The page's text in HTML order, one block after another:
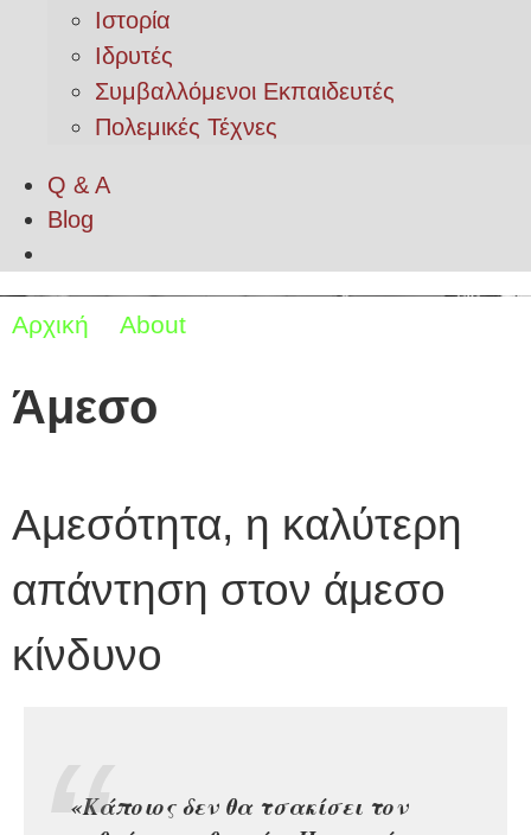
Ιστορία
Ιδρυτές
Συμβαλλόμενοι Εκπαιδευτές
Πολεμικές Τέχνες
Q & A
Blog
Αρχική About
Άμεσο
Αμεσότητα, η καλύτερη
απάντηση στον άμεσο
κίνδυνο
«Κάποιος δεν θα τσακίσει τον